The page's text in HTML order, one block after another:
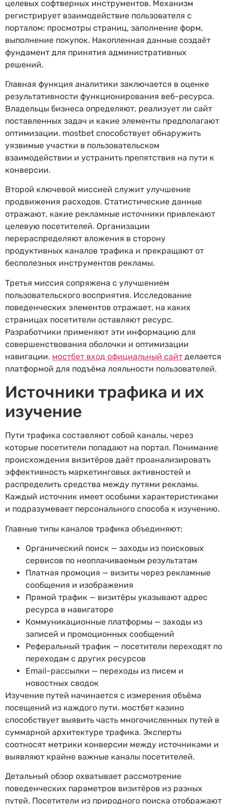
целевых софтверных инструментов. Механизм
регистрирует взаимодействие пользователя с
порталом: просмотры страниц, заполнение форм,
выполнение покупок. Накопленная данные создаёт
фундамент для принятия административных
решений.
Главная функция аналитики заключается в оценке
результативности функционирования веб-ресурса.
Владельцы бизнеса определяют, реализует ли сайт
поставленных задач и какие элементы предполагают
оптимизации. mostbet способствует обнаружить
уязвимые участки в пользовательском
взаимодействии и устранить препятствия на пути к
конверсии.
Второй ключевой миссией служит улучшение
продвижения расходов. Статистические данные
отражают, какие рекламные источники привлекают
целевую посетителей. Организации
перераспределяют вложения в сторону
продуктивных каналов трафика и прекращают от
бесполезных инструментов рекламы.
Третья миссия сопряжена с улучшением
пользовательского восприятия. Исследование
поведенческих элементов отражает, на каких
страницах посетители оставляют ресурс.
Разработчики применяют эти информацию для
совершенствования оболочки и оптимизации
навигации. мостбет вход официальный сайт делается
платформой для подъёма лояльности пользователей.
Источники трафика и их
изучение
Пути трафика составляют собой каналы, через
которые посетители попадают на портал. Понимание
происхождения визитёров даёт проанализировать
эффективность маркетинговых активностей и
распределить средства между путями рекламы.
Каждый источник имеет особыми характеристиками
и подразумевает персонального способа к изучению.
Главные типы каналов трафика объединяют:
Органический поиск — заходы из поисковых
сервисов по неоплачиваемым результатам
Платная промоция — визиты через рекламные
сообщения и изображения
Прямой трафик — визитёры указывают адрес
ресурса в навигаторе
Коммуникационные платформы — заходы из
записей и промоционных сообщений
Реферальный трафик — посетители переходят по
переходам с других ресурсов
Email-рассылки — переходы из писем и
новостных сводок
Изучение путей начинается с измерения объёма
посещений из каждого пути. мостбет казино
способствует выявить часть многочисленных путей в
суммарной архитектуре трафика. Эксперты
соотносят метрики конверсии между источниками и
выявляют крайне важные каналы посетителей.
Детальный обзор охватывает рассмотрение
поведенческих параметров визитёров из разных
путей. Посетители из природного поиска отображают